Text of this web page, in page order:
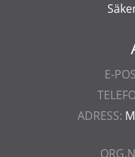
E-
ADRESS: